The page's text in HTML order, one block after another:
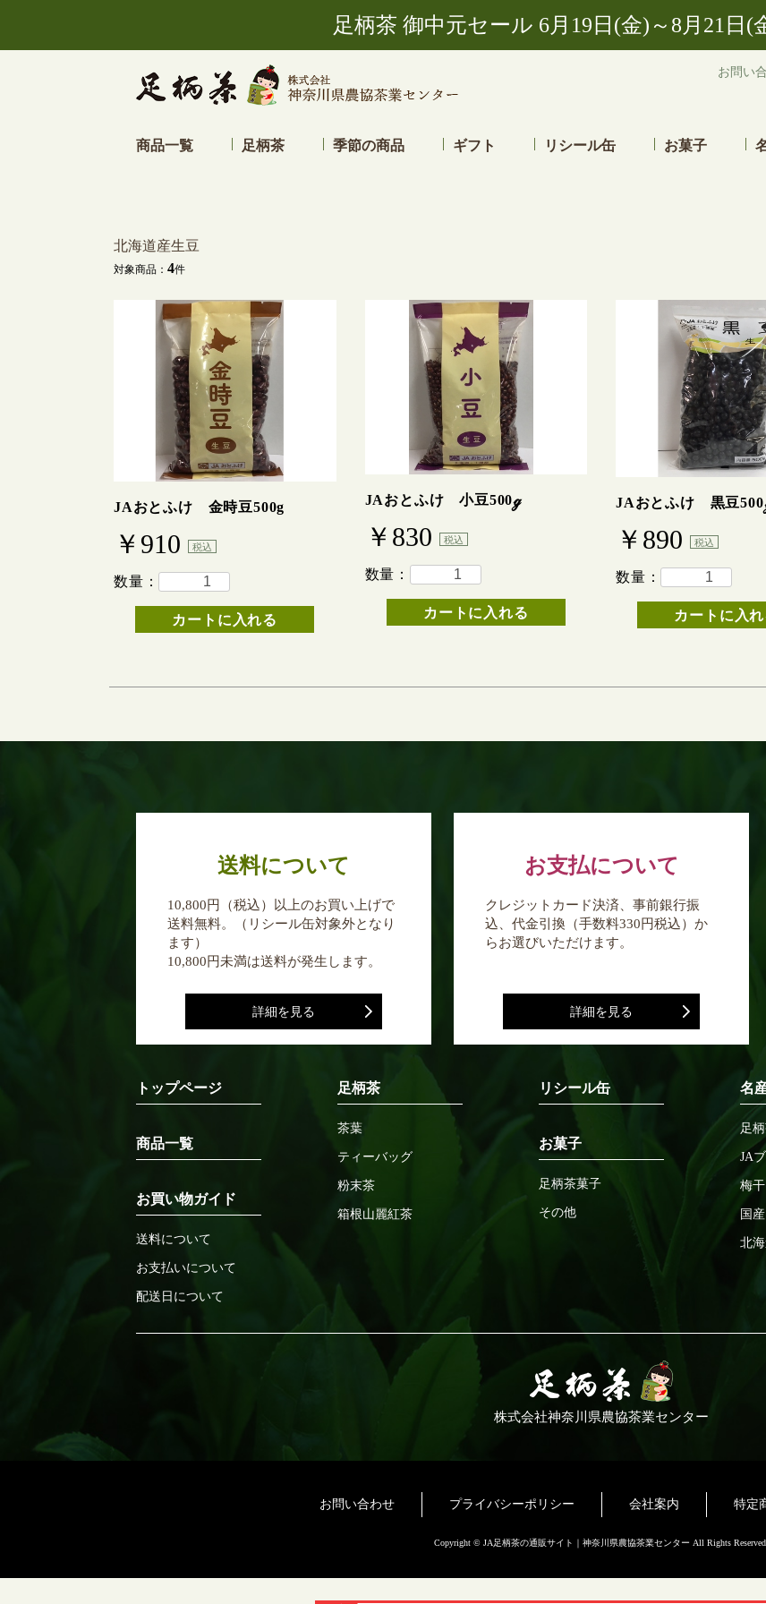
足柄茶 御中元セール 6月19日(金)～8月21日
お問い
商品一覧 足柄茶 季節の商品 ギフト リシール缶 お菓子
北海道産生豆
対象商品： 4件
JAおとふけ 金時豆500g
￥910 税込
数量：
カートに入れる
JAおとふけ 小豆500ℊ
￥830 税込
数量：
カートに入れる
JAおとふけ 黒豆
￥890 税込
数量：
カートに入れ
お買い物を続ける カートへ進む
送料について
10,800円（税込）以上のお買い上げで
送料無料。（リシール缶対象外となり
ます）
10,800円未満は送料が発生します。
詳細を見る
お支払について
クレジットカード決済、事前銀行振
込、代金引換（手数料330円税込）か
らお選びいただけます。
詳細を見る
トップページ
商品一覧
お買い物ガイド
送料について
お支払いについて
配送日について
足柄茶
茶葉
ティーバッグ
粉末茶
箱根山麗紅茶
リシール缶
お菓子
足柄茶菓子
その他
名
足
JA
梅干
国
北
株式会社神奈川県農協茶業センター
お問い合わせ プライバシーポリシー 会社案内 特定
Copyright © JA足柄茶の通販サイト｜神奈川県農協茶業センター All Rights Reserved.